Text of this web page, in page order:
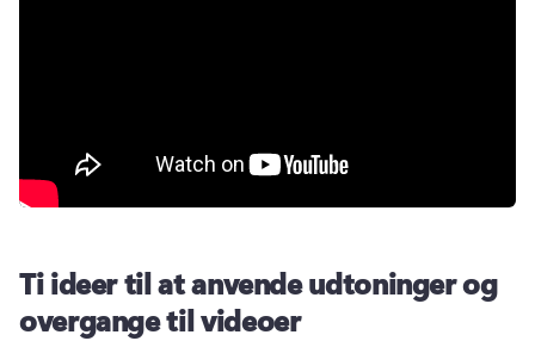
Ti ideer til at anvende udtoninger og
overgange til videoer